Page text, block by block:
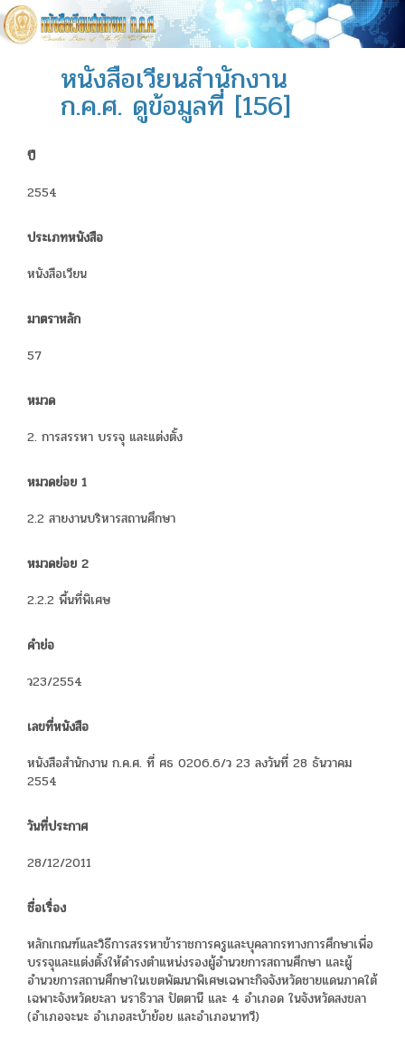
หนังสือเวียนสำนักงาน
ก.ค.ศ. ดูข้อมูลที่ [156]
ปี
2554
ประเภทหนังสือ
หนังสือเวียน
มาตราหลัก
57
หมวด
2. การสรรหา บรรจุ และแต่งตั้ง
หมวดย่อย 1
2.2 สายงานบริหารสถานศึกษา
หมวดย่อย 2
2.2.2 พื้นที่พิเศษ
คำย่อ
ว23/2554
เลขที่หนังสือ
หนังสือสำนักงาน ก.ค.ศ. ที่ ศธ 0206.6/ว 23 ลงวันที่ 28 ธันวาคม
2554
วันที่ประกาศ
28/12/2011
ชื่อเรื่อง
หลักเกณฑ์และวิธีการสรรหาข้าราชการครูและบุคลากรทางการศึกษาเพื่อ
บรรจุและแต่งตั้งให้ดำรงตำแหน่งรองผู้อำนวยการสถานศึกษา และผู้
อำนวยการสถานศึกษาในเขตพัฒนาพิเศษเฉพาะกิจจังหวัดชายแดนภาคใต้
เฉพาะจังหวัดยะลา นราธิวาส ปัตตานี และ 4 อำเภอด ในจังหวัดสงขลา
(อำเภอจะนะ อำเภอสะบ้าย้อย และอำเภอนาทวี)